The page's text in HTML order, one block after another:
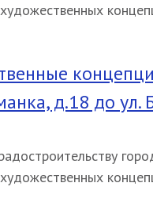
д.18 до ул.